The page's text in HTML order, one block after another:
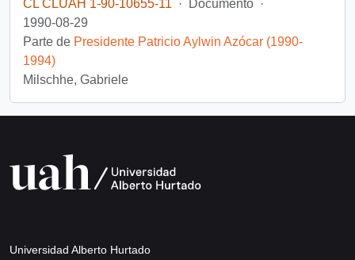
CL CLUAH 1-90-10655-11
· Documento ·
1990-08-29
Parte de Presidente Patricio Aylwin Azócar (1990-
1994)
Milschhe, Gabriele
Universidad Alberto Hurtado